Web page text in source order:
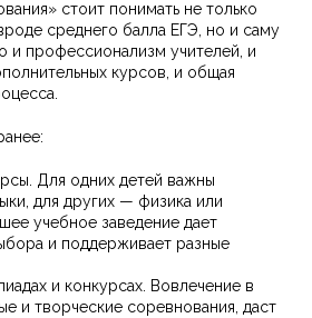
стоит понимать не только
среднего балла ЕГЭ, но и саму
и профессионализм учителей, и
курсов, и общая
Для одних детей важны
для других — физика или
учебное заведение дает
и поддерживает разные
и конкурсах. Вовлечение в
и творческие соревнования, даст